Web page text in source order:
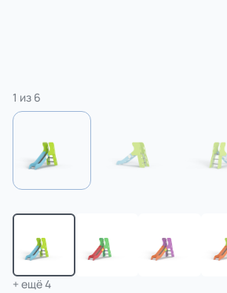
1 из 6
+ ещё 4